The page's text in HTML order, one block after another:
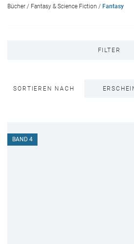
Bücher / Fantasy & Science Fiction / Fantasy
FILTER
SORTIEREN NACH
BAND 4